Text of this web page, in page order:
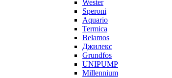
Wester
Speroni
Aquario
Termica
Belamos
Джилекс
Grundfos
UNIPUMP
Millennium